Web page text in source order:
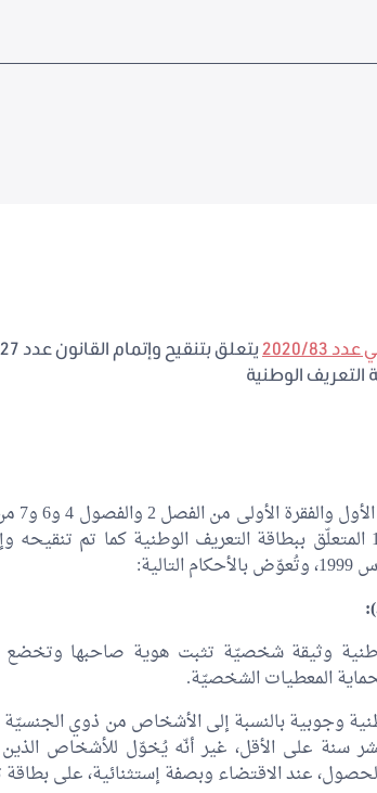
83
وثيقة شخصيّة تثبت هوية صاحبها وتخضع
المعطيات الشخصيّة.
وجوبية بالنسبة إلى الأشخاص من ذوي الجنسيّة
سنة على الأقل، غير أنّه يُخوّل للأشخاص
عند الاقتضاء وبصفة إستثنائية، على